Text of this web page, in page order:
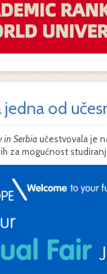
jedna od
in Serbiaučestvovala je
za mogućnost